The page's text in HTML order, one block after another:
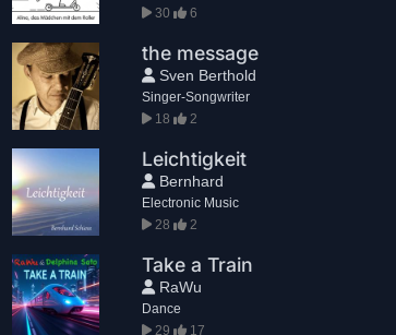
30
6
the message
Sven Berthold
Singer-Songwriter
18
2
Leichtigkeit
Bernhard
Electronic Music
28
2
Take a Train
RaWu
Dance
29
17